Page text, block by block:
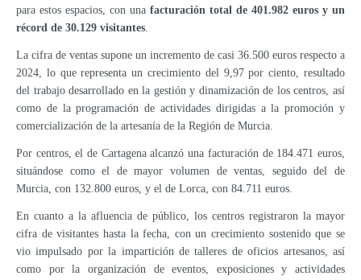
para estos espacios, con una facturación total de 401.982 euros y un
récord de 30.129 visitantes.
La cifra de ventas supone un incremento de casi 36.500 euros respecto a
2024, lo que representa un crecimiento del 9,97 por ciento, resultado
del trabajo desarrollado en la gestión y dinamización de los centros, así
como de la programación de actividades dirigidas a la promoción y
comercialización de la artesanía de la Región de Murcia.
Por centros, el de Cartagena alcanzó una facturación de 184.471 euros,
situándose como el de mayor volumen de ventas, seguido del de
Murcia, con 132.800 euros, y el de Lorca, con 84.711 euros.
En cuanto a la afluencia de público, los centros registraron la mayor
cifra de visitantes hasta la fecha, con un crecimiento sostenido que se
vio impulsado por la impartición de talleres de oficios artesanos, así
como por la organización de eventos, exposiciones y actividades